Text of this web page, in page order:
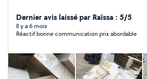
Dernier avis laissé par Raïssa : 5/5
Il y a 6 mois
Réactif bonne communication prix abordable